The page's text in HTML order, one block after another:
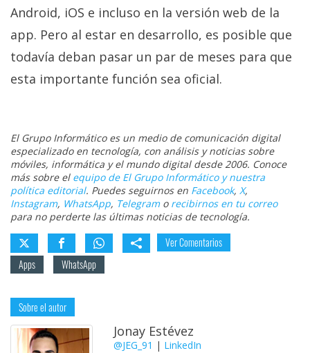
Android, iOS e incluso en la versión web de la
app. Pero al estar en desarrollo, es posible que
todavía deban pasar un par de meses para que
esta importante función sea oficial.
El Grupo Informático es un medio de comunicación digital
especializado en tecnología, con análisis y noticias sobre
móviles, informática y el mundo digital desde 2006. Conoce
más sobre el equipo de El Grupo Informático y nuestra
política editorial. Puedes seguirnos en Facebook, X,
Instagram, WhatsApp, Telegramo recibirnos en tu correo
para no perderte las últimas noticias de tecnología.
Ver Comentarios
Apps
WhatsApp
Sobre el autor
Jonay Estévez
@JEG_91 | LinkedIn